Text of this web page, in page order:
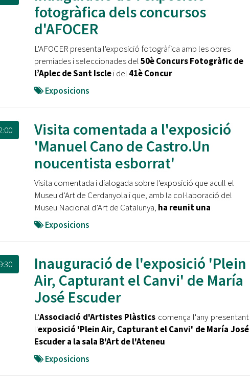
Oberta la convocatòria d'Ajuts per a l'autoocupació
jove 2026
Barris per transformar les Fontetes, Quatre Cantons i
l'entorn de l'avinguda Catalunya
tret de sortida al festival
l'eclipsi solar
fotogràfica dels concursos
d'AFOCER
L'AFOCER presenta l'exposició fotogràfica amb les obres
premiades i seleccionades del50è Concurs Fotogràfic de
l’Aplec de Sant Isclei del 41è Concur
Exposicions
Visita comentada a l'exposició
'Manuel Cano de Castro.Un
noucentista esborrat'
Visita comentada i dialogada sobre l'exposició que acull el
Museu d’Art de Cerdanyola i que, amb la col·laboració del
Museu Nacional d’Art de Catalunya, ha reunit una
Exposicions
Inauguració de l'exposició 'Plein
Air, Capturant el Canvi' de María
José Escuder
L'Associació d'Artistes Plàstics comença l'any presentant
l'exposició 'Plein Air, Capturant el Canvi' de María José
Escuder a la sala B'Art de l'Ateneu
Exposicions